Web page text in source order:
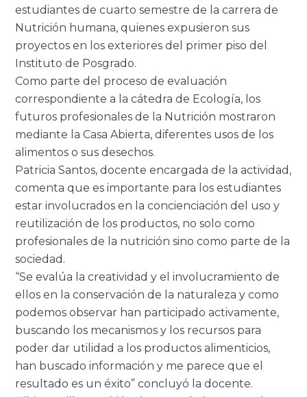
estudiantes de cuarto semestre de la carrera de
Nutrición humana, quienes expusieron sus
proyectos en los exteriores del primer piso del
Instituto de Posgrado.
Como parte del proceso de evaluación
correspondiente a la cátedra de Ecología, los
futuros profesionales de la Nutrición mostraron
mediante la Casa Abierta, diferentes usos de los
alimentos o sus desechos.
Patricia Santos, docente encargada de la actividad,
comenta que es importante para los estudiantes
estar involucrados en la concienciación del uso y
reutilización de los productos, no solo como
profesionales de la nutrición sino como parte de la
sociedad.
“Se evalúa la creatividad y el involucramiento de
ellos en la conservación de la naturaleza y como
podemos observar han participado activamente,
buscando los mecanismos y los recursos para
poder dar utilidad a los productos alimenticios,
han buscado información y me parece que el
resultado es un éxito” concluyó la docente.